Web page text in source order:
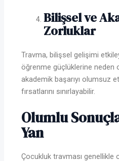
Bilişsel ve
Zorluklar
Travma, bilişsel gelişimi
öğrenme güçlüklerine neden
akademik başarıyı olumsuz
fırsatlarını sınırlayabilir.
Olumlu
Yan
Çocukluk travması